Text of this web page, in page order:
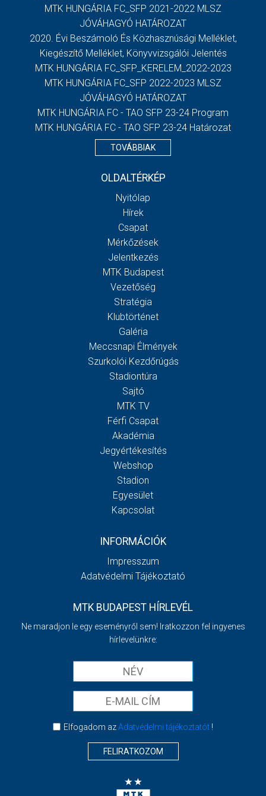
MTK HUNGÁRIA FC_SFP 2021-2022 MLSZ
JÓVÁHAGYÓ HATÁROZAT
2020. Évi Beszámoló És Közhasznúsági Melléklet,
Kiegészítő Melléklet, Könyvvizsgálói Jelentés
MTK HUNGÁRIA FC_SFP_KERELEM_2022-2023
MTK HUNGÁRIA FC_SFP 2022-2023 MLSZ
JÓVÁHAGYÓ HATÁROZAT
MTK HUNGÁRIA FC - TAO SFP 23-24 Program
MTK HUNGÁRIA FC - TAO SFP 23-24 Határozat
TOVÁBBIAK
OLDALTÉRKÉP
Nyitólap
Hírek
Csapat
Mérkőzések
Jelentkezés
MTK Budapest
Vezetőség
Stratégia
Klubtörténet
Galéria
Meccsnapi Élmények
Szurkolói Kezdőrúgás
Stadiontúra
Sajtó
MTK TV
Férfi Csapat
Akadémia
Jegyértékesítés
Webshop
Stadion
Egyesület
Kapcsolat
INFORMÁCIÓK
Impresszum
Adatvédelmi Tájékoztató
MTK BUDAPEST HÍRLEVÉL
Ne maradjon le egy eseményről sem! Iratkozzon fel ingyenes
hírlevelünkre:
Elfogadom azAdatvédelmi tájékoztatót!
FELIRATKOZOM